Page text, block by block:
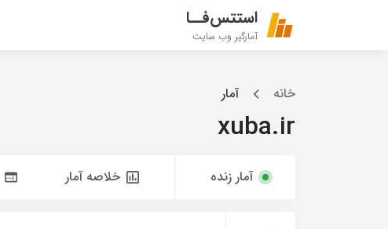
استتس‌فــا
آمارگیر وب سایت
خانه آمار
xuba.ir
آمار زنده خلاصه آمار